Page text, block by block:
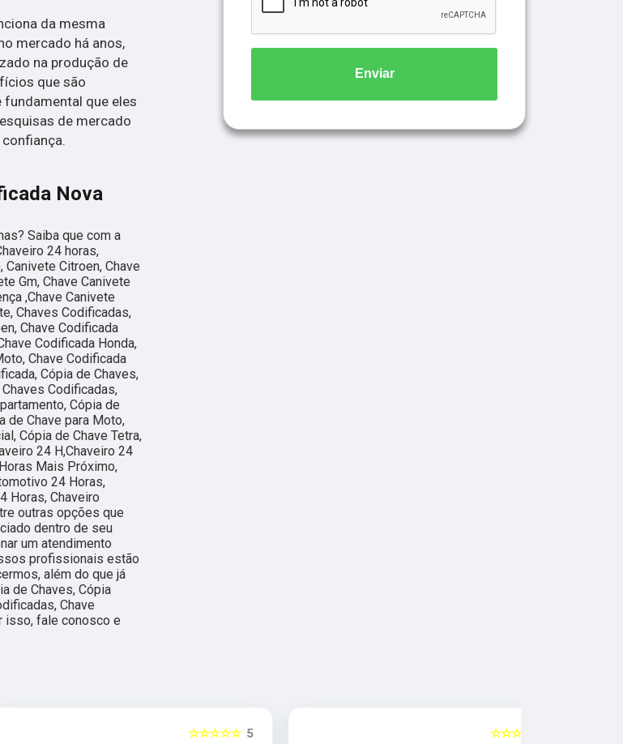
da mesma
mercado há anos,
na produção de
que são
fundamental que eles
de mercado
Nova
Saiba que com a
24 horas,
Citroen, Chave
Gm, Chave Canivete
,Chave Canivete
Chaves Codificadas,
Chave Codificada
Codificada Honda,
Chave Codificada
Cópia de Chaves,
Codificadas,
Cópia de
de Chave para Moto,
Cópia de Chave Tetra,
24 H,Chaveiro 24
Mais Próximo,
24 Horas,
Horas, Chaveiro
outras opções que
dentro de seu
um atendimento
profissionais estão
além do que já
de Chaves, Cópia
Chave
isso, fale conosco e
Enviar
5
☆☆☆☆☆ 5
☆☆☆☆☆